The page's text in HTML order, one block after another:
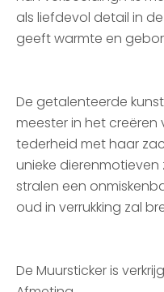
als liefdevol detail in
geeft warmte en
De getalenteerde
meester in het
tederheid met haar
unieke
stralen een
oud in verrukking zal
De Muursticker is